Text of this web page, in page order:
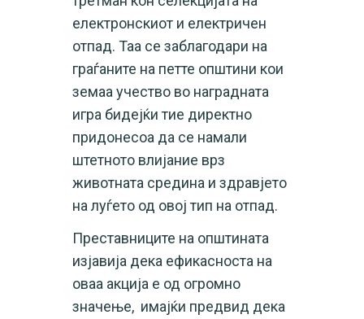
електронскиот и електричен
отпад. Таа се заблагодари на
граѓаните на петте општини кои
земаа учество во наградната
игра бидејќи тие директно
придонесоа да се намали
штетното влијание врз
животната средина и здравјето
на луѓето од овој тип на отпад.
Преставниците на општината
изјавија дека ефикасноста на
оваа акција е од огромно
значење, имајќи предвид дека